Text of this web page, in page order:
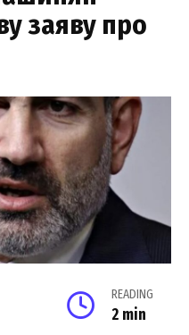
заяву про
READING
2 min